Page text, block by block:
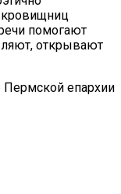
помогают
открывают
Пермской епархии